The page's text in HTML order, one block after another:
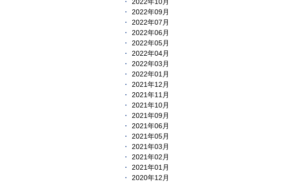
2022年10月
2022年09月
2022年07月
2022年06月
2022年05月
2022年04月
2022年03月
2022年01月
2021年12月
2021年11月
2021年10月
2021年09月
2021年06月
2021年05月
2021年03月
2021年02月
2021年01月
2020年12月